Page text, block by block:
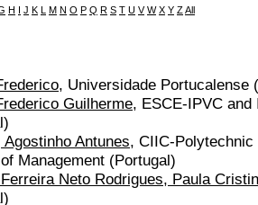
H I J K L M N O P Q R S T U V W X Y ZAll
, Universidade Portucalense
Guilherme, ESCE-IPVC
Antunes, CIIC-
Management (Portugal)
Neto Rodrigues, Paula